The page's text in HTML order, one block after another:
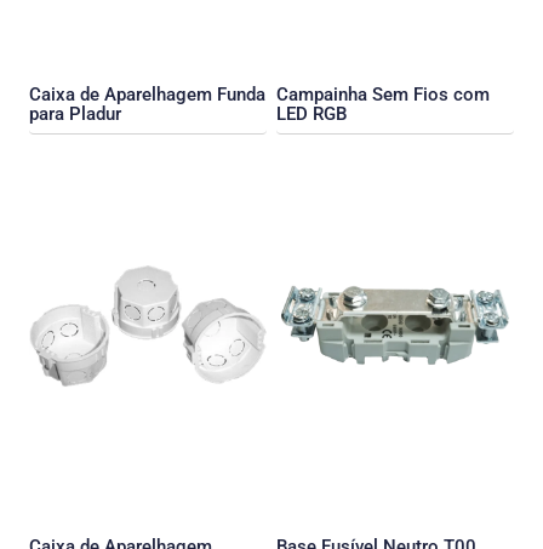
Caixa de Aparelhagem Funda
para Pladur
Campainha Sem Fios com
LED RGB